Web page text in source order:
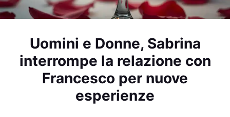
Uomini e Donne, Sabrina
interrompe la relazione con
Francesco per nuove
esperienze